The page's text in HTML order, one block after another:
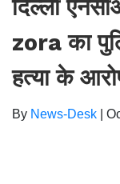
दिल्ली
zora का
हत्या के
By News-Desk